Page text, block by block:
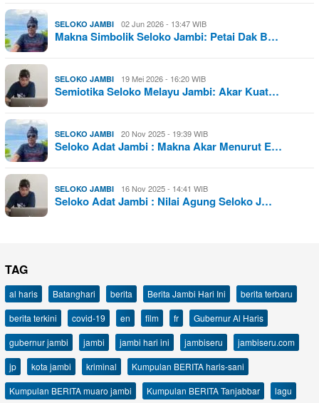
SELOKO JAMBI 02 Jun 2026 - 13:47 WIB
Makna Simbolik Seloko Jambi: Petai Dak B…
SELOKO JAMBI 19 Mei 2026 - 16:20 WIB
Semiotika Seloko Melayu Jambi: Akar Kuat…
SELOKO JAMBI 20 Nov 2025 - 19:39 WIB
Seloko Adat Jambi : Makna Akar Menurut E…
SELOKO JAMBI 16 Nov 2025 - 14:41 WIB
Seloko Adat Jambi : Nilai Agung Seloko J…
TAG
al haris Batanghari berita Berita Jambi Hari Ini
berita terbaru
berita terkini
covid-19 en film fr
Gubernur Al Haris
gubernur jambi
jambi jambi hari ini jambiseru
jambiseru.com
jp
kota jambi kriminal
Kumpulan BERITA haris-sani
Kumpulan BERITA muaro jambi
Kumpulan BERITA Tanjabbar
lagu